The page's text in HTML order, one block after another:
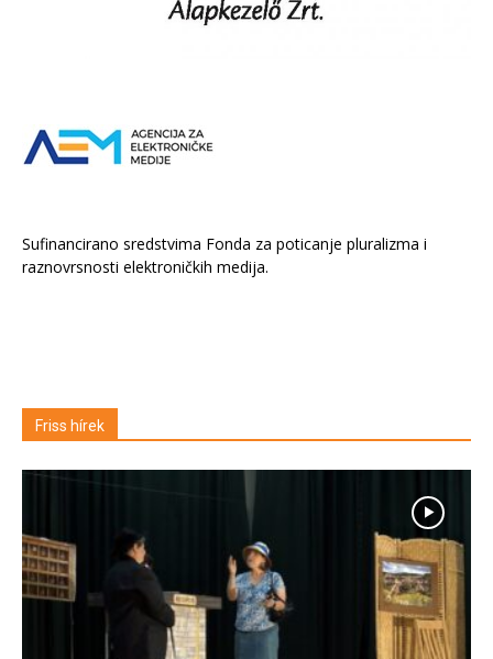
Sufinancirano sredstvima Fonda za poticanje pluralizma i
raznovrsnosti elektroničkih medija.
Friss hírek